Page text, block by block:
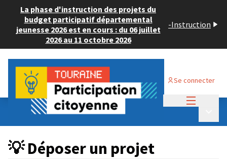
La phase d'instruction des projets du
budget participatif départemental
jeunesse 2026 est en cours : du 06 juillet
2026 au 11 octobre 2026
-Instruction
Se connecter
Budget Participatif ADULTE 2024
💡 Déposer un projet
💡 Déposer un projet